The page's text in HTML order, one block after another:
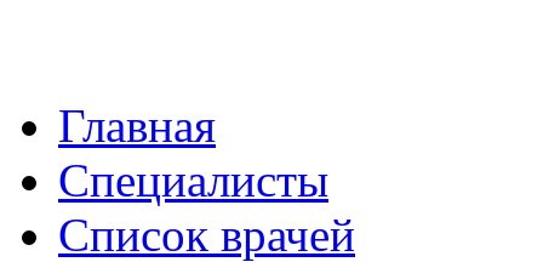
Главная
Специалисты
Список врачей